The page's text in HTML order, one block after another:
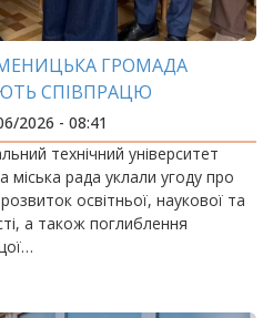
ГРОМАДА
СПІВПРАЦЮ
2026 - 08:41
технічний університет
міська рада уклали угоду про
освітньої, наукової та
а також поглиблення